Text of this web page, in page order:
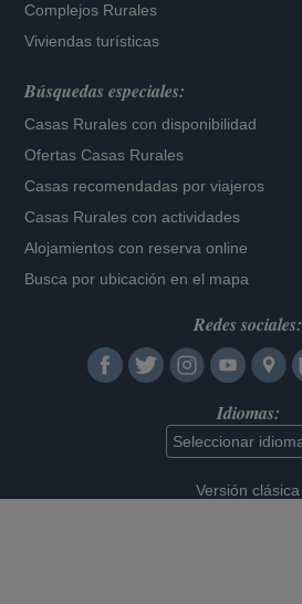
Complejos Rurales
Viviendas turísticas
Búsquedas especiales:
Casas Rurales con disponibilidad
Ofertas Casas Rurales
Casas recomendadas por viajeros
Casas Rurales con actividades
Alojamientos con reserva online
Busca por ubicación en el mapa
Redes sociales:
Idiomas:
Versión clásica